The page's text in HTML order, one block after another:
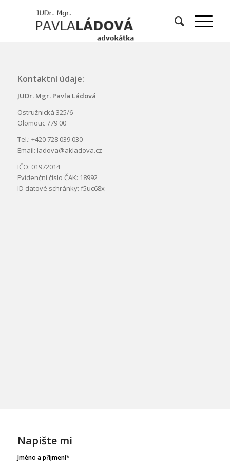
Kontaktní údaje:
JUDr. Mgr. Pavla Ládová
Ostružnická 325/6
Olomouc 779 00
Tel.: +420 728 039 030
Email: ladova@akladova.cz
IČO: 01972014
Evidenční číslo ČAK: 18992
ID datové schránky: f5uc68x
Napište mi
Jméno a příjmení*